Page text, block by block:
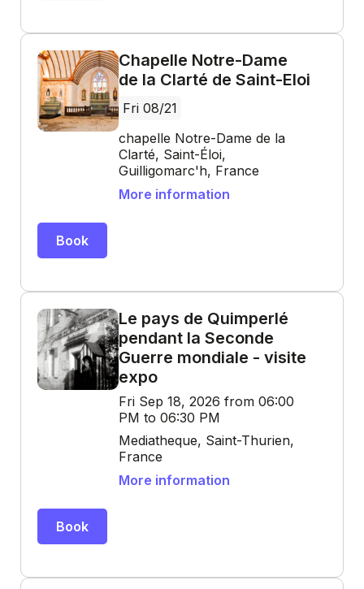
Chapelle Notre-Dame
de la Clarté de Saint-Eloi
Fri 08/21
chapelle Notre-Dame de la
Clarté, Saint-Éloi,
Guilligomarc'h, France
More information
Book
Le pays de Quimperlé
pendant la Seconde
Guerre mondiale - visite
expo
Fri Sep 18, 2026 from 06:00
PM to 06:30 PM
Mediatheque, Saint-Thurien,
France
More information
Book